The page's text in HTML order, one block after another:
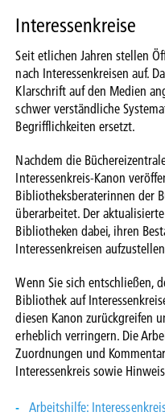
Interessenkreise
Seit etlichen Jahren stellen
nach Interessenkreisen auf.
Klarschrift auf den Medien
schwer verständliche
Begrifflichkeiten ersetzt.
Nachdem die
Interessenkreis-Kanon
Bibliotheksberaterinnen der
überarbeitet. Der
Bibliotheken dabei, ihren
Interessenkreisen
Wenn Sie sich entschließen,
Bibliothek auf
diesen Kanon zurückgreifen
erheblich verringern. Die
Zuordnungen und
Interessenkreis sowie
Arbeitshilfe: